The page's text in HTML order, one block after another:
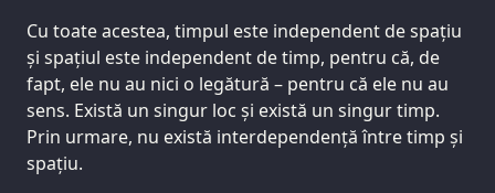
Cu toate acestea, timpul este independent de spațiu
și spațiul este independent de timp, pentru că, de
fapt, ele nu au nici o legătură – pentru că ele nu au
sens. Există un singur loc și există un singur timp.
Prin urmare, nu există interdependență între timp și
spațiu.